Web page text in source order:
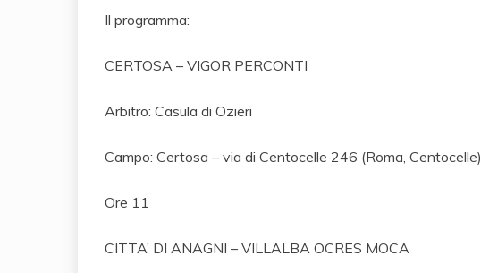
Il programma:
CERTOSA – VIGOR PERCONTI
Arbitro: Casula di Ozieri
Campo: Certosa – via di Centocelle 246 (Roma, Centocelle)
Ore 11
CITTA’ DI ANAGNI – VILLALBA OCRES MOCA